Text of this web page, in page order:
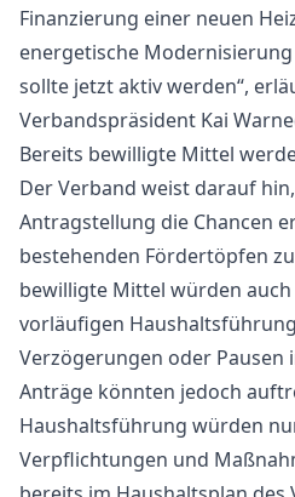
Finanzierung einer neuen
energetische
sollte jetzt aktiv werden“,
Verbandspräsident Kai
Bereits bewilligte Mittel
Der Verband weist darauf
Antragstellung die Chancen
bestehenden Fördertöpfen
bewilligte Mittel würden
vorläufigen
Verzögerungen oder
Anträge könnten jedoch
Haushaltsführung würden
Verpflichtungen und